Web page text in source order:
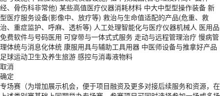
经、骨伤科非常他) 某些高值医疗仪器消耗材料 中大中型型操作装备 新
型医疗服务设备(影像中、放疗等) 救治与生命值适配的产品(危重、救
治、重症监护、呼麻、透析等) 人工处理智能化与医疗仪器机械人 医用品
免费软件与号码医用 可穿带与一体式式服务 走动与远程管理治疗 慢病管
理体统与消息化体统 康服用具与辅助工具用器 中医师设备与推拿好产品
足球运动卫生及养生旅游 感控与消毒液物料
取消
确定
专场赛（为增加展示机会，便于项目融资及更多对接后续服务和资源，在